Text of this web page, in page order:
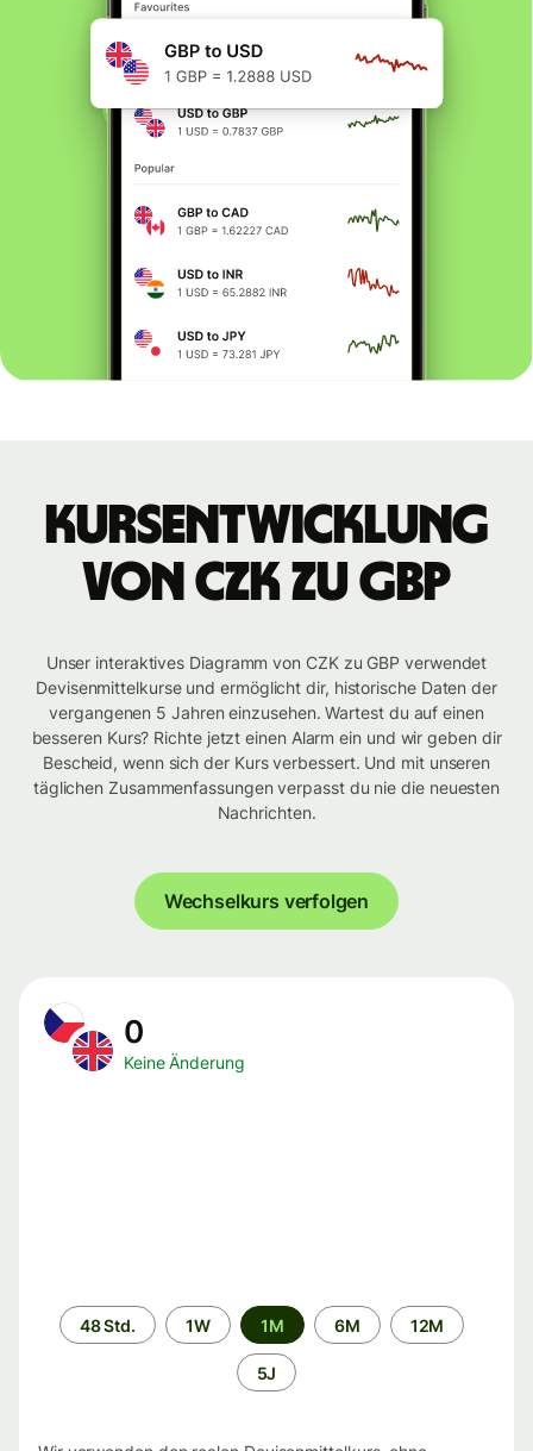
Kursentwicklung
von CZK zu GBP
Unser interaktives Diagramm von CZK zu GBP verwendet
Devisenmittelkurse und ermöglicht dir, historische Daten der
vergangenen 5 Jahren einzusehen. Wartest du auf einen
besseren Kurs? Richte jetzt einen Alarm ein und wir geben dir
Bescheid, wenn sich der Kurs verbessert. Und mit unseren
täglichen Zusammenfassungen verpasst du nie die neuesten
Nachrichten.
Wechselkurs verfolgen
0
Keine Änderung
Zeitraum
48 Std. 1W 1M 6M 12M
5J